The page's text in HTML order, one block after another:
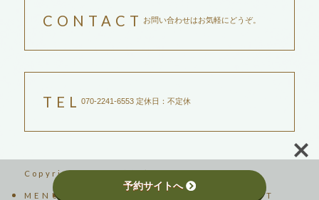
CONTACT お問い合わせはお気軽にどうぞ。
TEL 070-2241-6553 定休日：不定休
Copyright ©2023吉祥寺サントリナ
MENU CONTACT
予約サイトへ